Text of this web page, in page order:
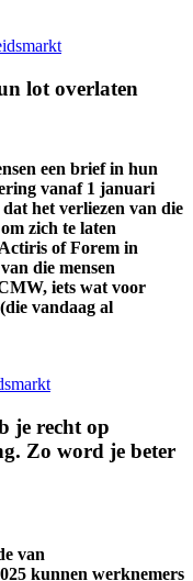
lot overlaten
een brief in hun
vanaf 1 januari
het verliezen van die
zich te laten
of Forem in
die mensen
iets wat voor
vandaag al
je recht op
Zo word je beter
van
kunnen werknemers